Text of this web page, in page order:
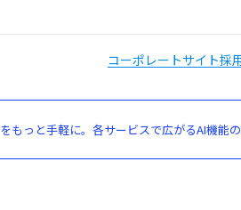
コーポレートサイト採
もっと手軽に。各サービスで広がるAI機能